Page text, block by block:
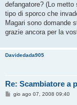
g
i
o
defangatore? (Lo metto
tipo di sporco che
Magari sono domande
grazie ancora per la
Davidedada905
Re: Scambiatore a
Mgio ago 07, 2008 09:40